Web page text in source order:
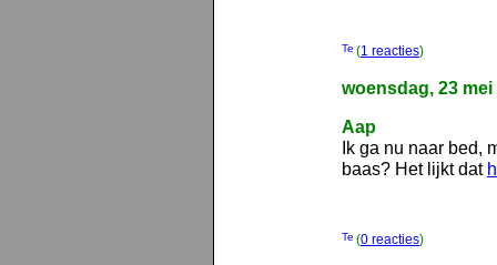
(1 reacties)
woensdag, 23 mei
Aap
Ik ga nu naar bed,
baas? Het lijkt dat
(0 reacties)